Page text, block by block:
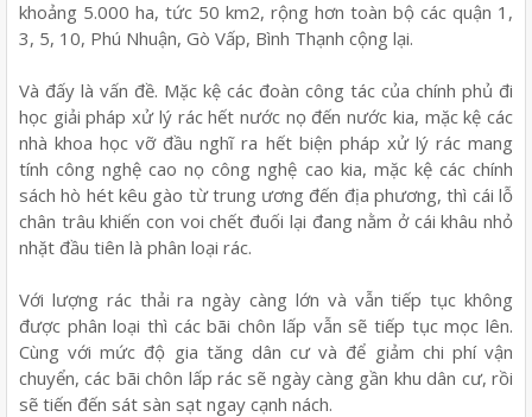
khoảng 5.000 ha, tức 50 km2, rộng hơn toàn bộ các quận 1,
3, 5, 10, Phú Nhuận, Gò Vấp, Bình Thạnh cộng lại.
Và đấy là vấn đề. Mặc kệ các đoàn công tác của chính phủ đi
học giải pháp xử lý rác hết nước nọ đến nước kia, mặc kệ các
nhà khoa học vỡ đầu nghĩ ra hết biện pháp xử lý rác mang
tính công nghệ cao nọ công nghệ cao kia, mặc kệ các chính
sách hò hét kêu gào từ trung ương đến địa phương, thì cái lỗ
chân trâu khiến con voi chết đuối lại đang nằm ở cái khâu nhỏ
nhặt đầu tiên là phân loại rác.
Với lượng rác thải ra ngày càng lớn và vẫn tiếp tục không
được phân loại thì các bãi chôn lấp vẫn sẽ tiếp tục mọc lên.
Cùng với mức độ gia tăng dân cư và để giảm chi phí vận
chuyển, các bãi chôn lấp rác sẽ ngày càng gần khu dân cư, rồi
sẽ tiến đến sát sàn sạt ngay cạnh nách.